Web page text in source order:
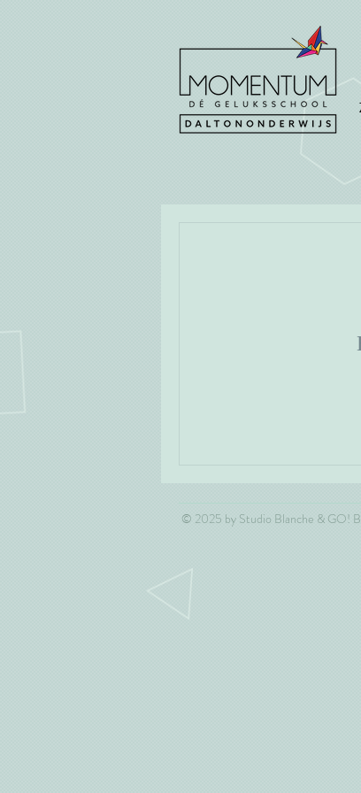
© 2025 by Studio Blanche & GO!